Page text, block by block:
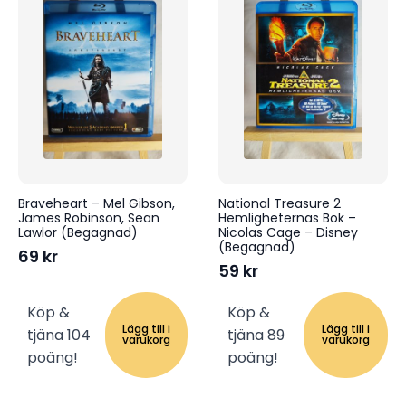
Braveheart – Mel Gibson,
James Robinson, Sean
Lawlor (Begagnad)
69 kr
Köp &
tjäna 104
poäng!
Lägg till i
varukorg
National Treasure 2
Hemligheternas Bok –
Nicolas Cage – Disney
(Begagnad)
59 kr
Köp &
tjäna 89
poäng!
Lägg till i
varukorg